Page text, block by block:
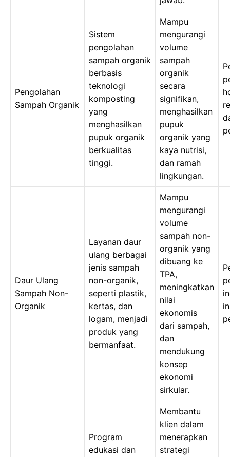
Pengolahan
Sampah Organik
Sistem
pengolahan
sampah organik
berbasis
teknologi
komposting
yang
menghasilkan
pupuk organik
berkualitas
tinggi.
Mampu
mengurangi
volume
sampah
organik
secara
signifikan,
menghasilkan
pupuk
organik yang
kaya nutrisi,
dan ramah
lingkungan.
Daur Ulang
Sampah Non-
Organik
Layanan daur
ulang berbagai
jenis sampah
non-organik,
seperti plastik,
kertas, dan
logam, menjadi
produk yang
bermanfaat.
Mampu
mengurangi
volume
sampah non-
organik yang
dibuang ke
TPA,
meningkatkan
nilai
ekonomis
dari sampah,
dan
mendukung
konsep
ekonomi
sirkular.
Program
edukasi dan
Membantu
klien dalam
menerapkan
strategi